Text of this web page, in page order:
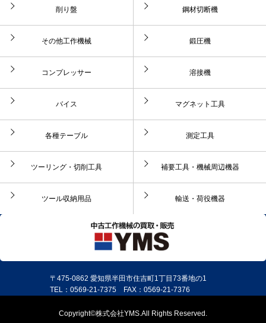
削り盤 鋼材切断機
その他工作機械 鍛圧機
コンプレッサー 溶接機
バイス マグネット工具
各種テーブル 測定工具
ツーリング・切削工具 補要工具・機械周辺機器
ツール収納用品 輸送・荷役機器
〒475-0862 愛知県半田市住吉町1丁目73番地の1
TEL：0569-21-7375 FAX：0569-21-7376
Copyright©株式会社YMS.All Rights Reserved.